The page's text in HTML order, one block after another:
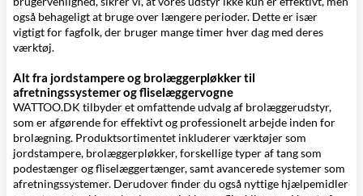
også behageligt at bruge over længere perioder. Dette er især
vigtigt for fagfolk, der bruger mange timer hver dag med deres
værktøj.
Alt fra jordstampere og brolæggerpløkker til
afretningssystemer og fliselæggervogne
WATTOO.DK tilbyder et omfattende udvalg af brolæggerudstyr,
som er afgørende for effektivt og professionelt arbejde inden for
brolægning. Produktsortimentet inkluderer værktøjer som
jordstampere, brolæggerpløkker, forskellige typer af tang som
podestænger og fliselæggertænger, samt avancerede systemer som
afretningssystemer. Derudover finder du også nyttige hjælpemidler